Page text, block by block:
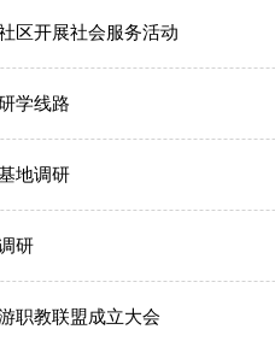
区开展社会服务活动
学线路
地调研
研
职教联盟成立大会